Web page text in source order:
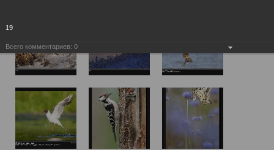
19
Всего комментариев: 0